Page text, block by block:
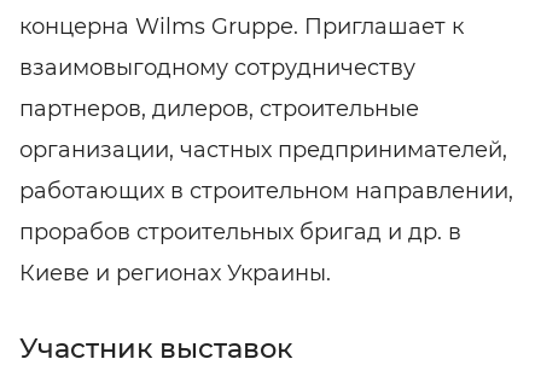
концерна Wilms Gruppe. Приглашает к
взаимовыгодному сотрудничеству
партнеров, дилеров, строительные
организации, частных предпринимателей,
работающих в строительном направлении,
прорабов строительных бригад и др. в
Киеве и регионах Украины.
Участник выставок